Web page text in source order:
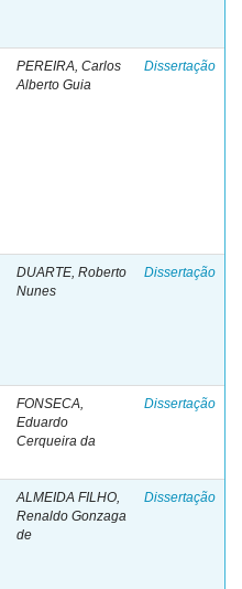
PEREIRA, Carlos
Alberto Guia
Dissertação
DUARTE, Roberto
Nunes
Dissertação
FONSECA,
Eduardo
Cerqueira da
Dissertação
ALMEIDA FILHO,
Renaldo Gonzaga
de
Dissertação